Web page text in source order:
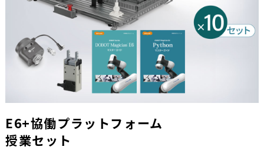
E6+協働プラットフォーム
授業セット